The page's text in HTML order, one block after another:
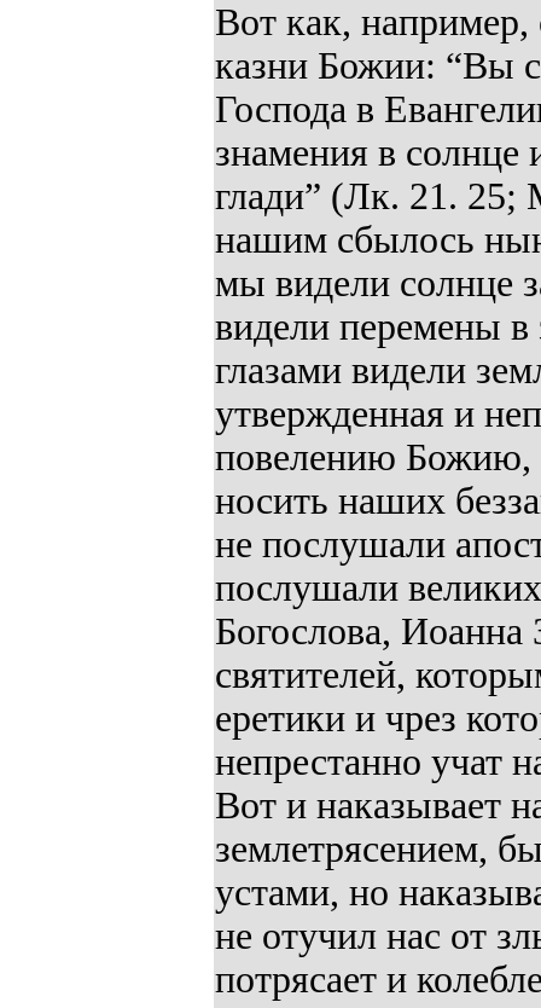
Вот как,
казни Божии: “Вы
Господа в
знамения в солнце
глади” (Лк. 21. 25;
нашим сбылось
мы видели солнце
видели перемены
глазами видели
утвержденная и
повелению Божию,
носить наших
не послушали
послушали
Богослова, Иоанна
святителей,
еретики и чрез
непрестанно учат
Вот и наказывает
землетрясением,
устами, но
не отучил нас от
потрясает и